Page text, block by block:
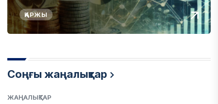
ҚАРЖЫ
Соңғы жаңалықтар
ЖАҢАЛЫҚТАР